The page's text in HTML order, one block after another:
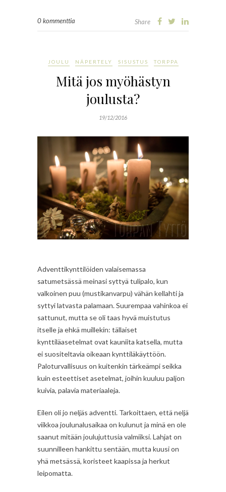
0 kommenttia Share
JOULU NÄPERTELY SISUSTUS TORPPA
Mitä jos myöhästyn
joulusta?
19/12/2016
Adventtikynttilöiden valaisemassa
satumetsässä meinasi syttyä tulipalo, kun
valkoinen puu (mustikanvarpu) vähän kellahti ja
syttyi latvasta palamaan. Suurempaa vahinkoa ei
sattunut, mutta se oli taas hyvä muistutus
itselle ja ehkä muillekin: tällaiset
kynttiläasetelmat ovat kauniita katsella, mutta
ei suositeltavia oikeaan kynttiläkäyttöön.
Paloturvallisuus on kuitenkin tärkeämpi seikka
kuin esteettiset asetelmat, joihin kuuluu paljon
kuivia, palavia materiaaleja.
Eilen oli jo neljäs adventti. Tarkoittaen, että neljä
viikkoa joulunalusaikaa on kulunut ja minä en ole
saanut mitään joulujuttusia valmiiksi. Lahjat on
suunnilleen hankittu sentään, mutta kuusi on
yhä metsässä, koristeet kaapissa ja herkut
leipomatta.